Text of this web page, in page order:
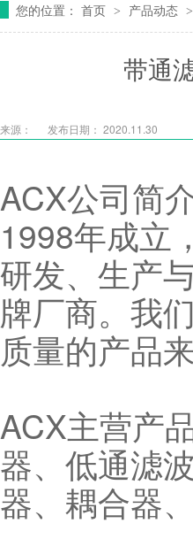
您的位置： 首页 > 产品动态 >
带通
来源： 发布日期： 2020.11.30
ACX公司简
1998年成立
研发、生产
牌厂商。我
质量的产品
ACX主营产
器、低通滤
器、耦合器